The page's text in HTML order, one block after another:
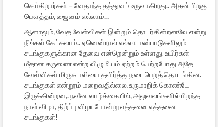
செய்கிறார்கள் – வேதாந்த தத்துவம் உருவாகிறது.. அதன் பிறகு
பௌத்தம், ஜைனம் எல்லாம்…
ஆனாலும், வேத வேள்விகள் இன்றும் தொடர்கின்றனவே என்று
நீங்கள் கேட்கலாம்.. ஏனென்றால் எல்லா பண்பாடுகளிலும்
சடங்குகளுக்கான தேவை என்றென்றும் உள்ளது. உயிர்கள்
மீதான கருணை என்ற விழுமியம் ஏற்றம் பெற்றபோது அதே
வேள்விகள் மிருக பலியை தவிர்த்து நடைபெறத் தொடங்கின.
சடங்குகள் என்றூம் மறைவதில்லை, உருமாறிக் கொண்டே
இருக்கின்றன,. நவீன வாழ்க்கையில், அலுவலங்களில் பிறந்த
நாள் விழா, திற்ப்பு விழா போன்று எத்தனை எத்தனை
சடங்குகள்!